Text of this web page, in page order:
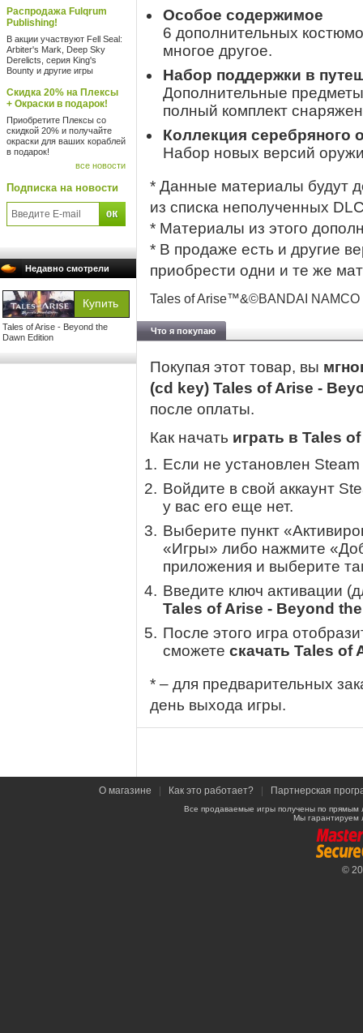
Распродажа Fulqrum
Publishing!
В акции участвуют Fell Seal:
Arbiter's Mark, Deep Sky
Derelicts, серия King's
Bounty и другие игры
Скидка 20% на Плексы
+ Окраски в подарок!
Приобретите Плексы со
скидкой 20% и получайте
окраски для ваших кораблей
в подарок!
все новости
Подписка на новости
Недавно смотрели
Tales of Arise - Beyond the
Dawn Edition
Особое содержимое
6 дополнительных
многое другое.
Набор поддержки в
Дополнительные
полный комплект
Коллекция серебряного
Набор новых версий
* Данные материалы будут
из списка неполученных
* Материалы из этого
* В продаже есть и другие
приобрести одни и те же
Tales of Arise™&©BANDAI NAMCO
Что я покупаю
Покупая этот товар, вы
(cd key) Tales of Arise -
после оплаты.
Как начать играть в Tales
Если не установлен
Войдите в свой аккаунт
у вас его еще нет.
Выберите пункт
«Игры» либо нажмите
приложения и выберите
Введите ключ активации
Tales of Arise - Beyond
После этого игра
сможете скачать Tales of
* – для предварительных
день выхода игры.
О магазине Как это работает? Партнерская
Все продаваемые игры получены по
Мы гарантируем
©